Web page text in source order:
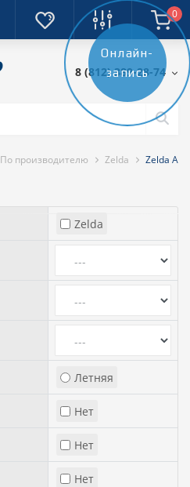
0
8 (812) 389-28-74
По производителю Zelda Zelda
Zelda
Летняя
Нет
Нет
Нет
Онлайн-
запись